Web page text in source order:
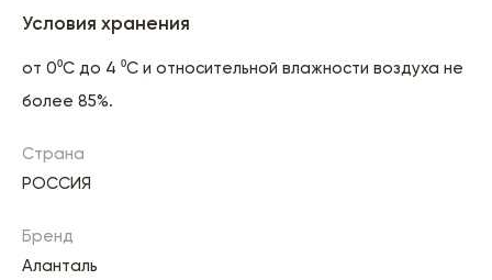
Условия хранения
от 0⁰C до 4 ⁰С и относительной влажности воздуха не
более 85%.
Страна
РОССИЯ
Бренд
Аланталь